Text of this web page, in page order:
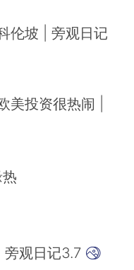
伦坡 | 旁观日记
美投资很热闹 |
旁观日记3.7